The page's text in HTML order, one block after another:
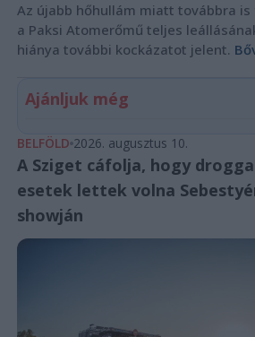
Az újabb hőhullám miatt továbbra is
a Paksi Atomerőmű teljes
hiánya további kockázatot jelent.
Ajánljuk még
BELFÖLD 2026. augusztus 10.
A Sziget cáfolja, hogy
esetek lettek volna
showján